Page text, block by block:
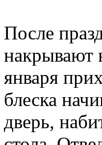
После
накрывают
января
блеска
дверь,